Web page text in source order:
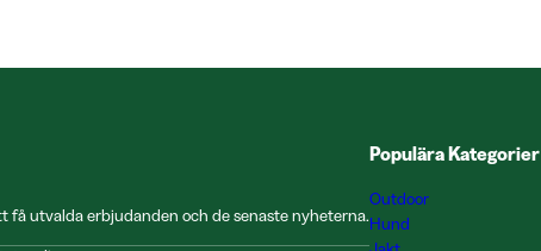
utvalda erbjudanden och de senaste nyheterna.
Populära Kategorier
Outdoor
Hund